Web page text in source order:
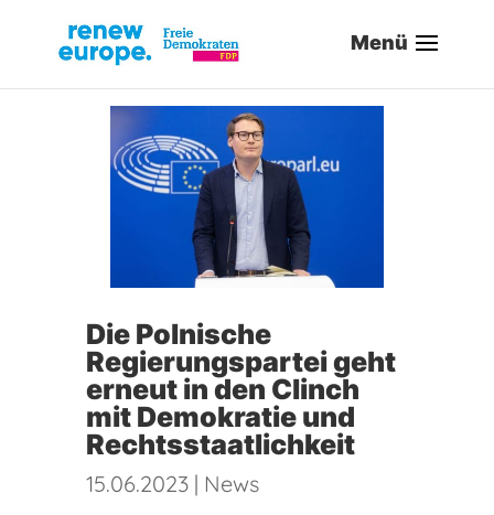
Die Polnische
Regierungspartei geht
erneut in den Clinch
mit Demokratie und
Rechtsstaatlichkeit
15.06.2023 | News